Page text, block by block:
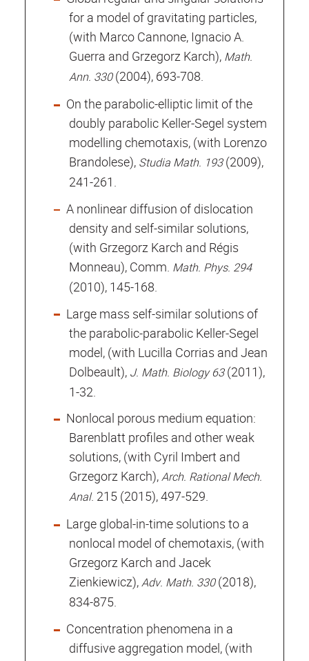
for a model of gravitating particles,
(with Marco Cannone, Ignacio A.
Guerra and Grzegorz Karch), Math.
Ann. 330(2004), 693-708.
On the parabolic-elliptic limit of the
doubly parabolic Keller-Segel system
modelling chemotaxis, (with Lorenzo
Brandolese), Studia Math. 193(2009),
241-261.
A nonlinear diffusion of dislocation
density and self-similar solutions,
(with Grzegorz Karch and Régis
Monneau), Comm. Math. Phys. 294
(2010), 145-168.
Large mass self-similar solutions of
the parabolic-parabolic Keller-Segel
model, (with Lucilla Corrias and Jean
Dolbeault), J. Math. Biology 63(2011),
1-32.
Nonlocal porous medium equation:
Barenblatt profiles and other weak
solutions, (with Cyril Imbert and
Grzegorz Karch),Arch. Rational Mech.
Anal. 215 (2015), 497-529.
Large global-in-time solutions to a
nonlocal model of chemotaxis, (with
Grzegorz Karch and Jacek
Zienkiewicz),Adv. Math. 330(2018),
834-875.
Concentration phenomena in a
diffusive aggregation model, (with